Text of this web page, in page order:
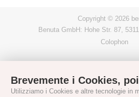
Copyright © 2026
Benuta GmbH: Hohe Str. 87,
Colophon
Brevemente i Cookies,
Utilizziamo i Cookies e altre tecnologie in